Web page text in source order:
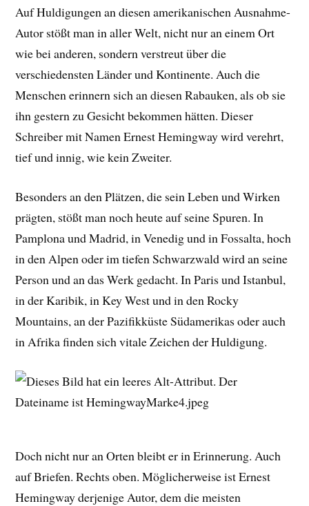
Auf Huldigungen an diesen amerikanischen Ausnahme-
Autor stößt man in aller Welt, nicht nur an einem Ort
wie bei anderen, sondern verstreut über die
verschiedensten Länder und Kontinente. Auch die
Menschen erinnern sich an diesen Rabauken, als ob sie
ihn gestern zu Gesicht bekommen hätten. Dieser
Schreiber mit Namen Ernest Hemingway wird verehrt,
tief und innig, wie kein Zweiter.
Besonders an den Plätzen, die sein Leben und Wirken
prägten, stößt man noch heute auf seine Spuren. In
Pamplona und Madrid, in Venedig und in Fossalta, hoch
in den Alpen oder im tiefen Schwarzwald wird an seine
Person und an das Werk gedacht. In Paris und Istanbul,
in der Karibik, in Key West und in den Rocky
Mountains, an der Pazifikküste Südamerikas oder auch
in Afrika finden sich vitale Zeichen der Huldigung.
Doch nicht nur an Orten bleibt er in Erinnerung. Auch
auf Briefen. Rechts oben. Möglicherweise ist Ernest
Hemingway derjenige Autor, dem die meisten